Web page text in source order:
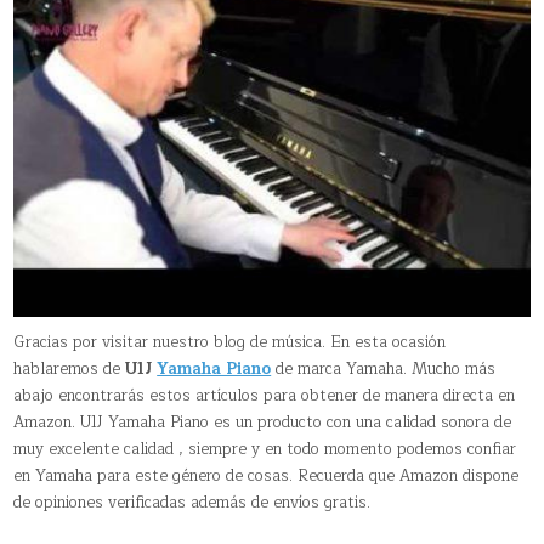
Gracias por visitar nuestro blog de música. En esta ocasión
hablaremos deU1JYamaha Pianode marca Yamaha. Mucho más
abajo encontrarás estos artículos para obtener de manera directa en
Amazon. U1J Yamaha Piano es un producto con una calidad sonora de
muy excelente calidad , siempre y en todo momento podemos confiar
en Yamaha para este género de cosas. Recuerda que Amazon dispone
de opiniones verificadas además de envíos gratis.